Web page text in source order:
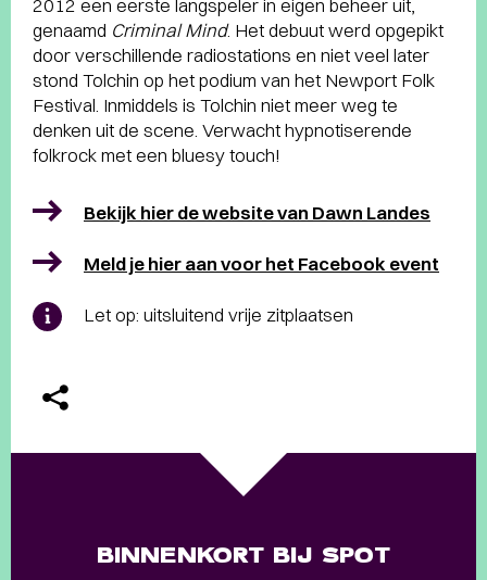
2012 een eerste langspeler in eigen beheer uit,
genaamd Criminal Mind. Het debuut werd opgepikt
door verschillende radiostations en niet veel later
stond Tolchin op het podium van het Newport Folk
Festival. Inmiddels is Tolchin niet meer weg te
denken uit de scene. Verwacht hypnotiserende
folkrock met een bluesy touch!
Bekijk hier de website van Dawn Landes
Meld je hier aan voor het Facebook event
Let op: uitsluitend vrije zitplaatsen
BINNENKORT BIJ SPOT